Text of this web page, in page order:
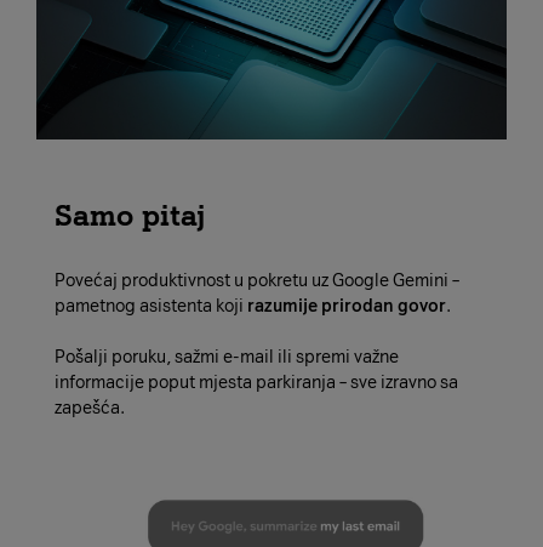
Samo pitaj
Povećaj produktivnost u pokretu uz Google Gemini –
pametnog asistenta koji razumije prirodan govor.
Pošalji poruku, sažmi e-mail ili spremi važne
informacije poput mjesta parkiranja – sve izravno sa
zapešća.